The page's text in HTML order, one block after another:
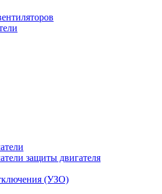
защиты двигателя
(УЗО)